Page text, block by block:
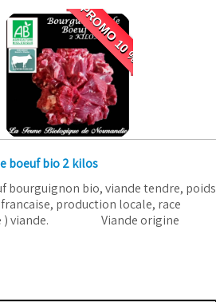
PROMO 10 %
boeuf bio 2 kilos
bourguignon bio, viande tendre, poids
production locale, race
) viande. Viande origine